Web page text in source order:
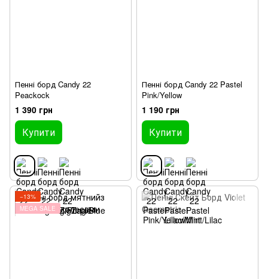
Пенні борд Candy 22
Peackock
1 390 грн
Купити
Пенні борд Candy 22 Pastel
Pink/Yellow
1 190 грн
Купити
−13%
MEGA SALE